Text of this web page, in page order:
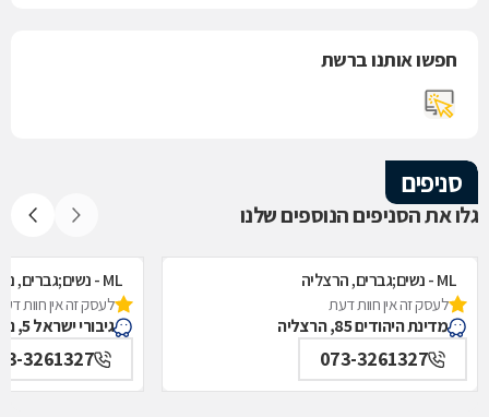
חפשו אותנו ברשת
סניפים
גלו את הסניפים הנוספים שלנו
ML - נשים;גברים, הרצליה
לעסק זה אין חוות דעת
מדינת היהודים 85, הרצליה
073-3261327
ML - נשים;גברים, נתניה
לעסק זה אין חוות
גיבורי ישראל 5, נתניה
3261327